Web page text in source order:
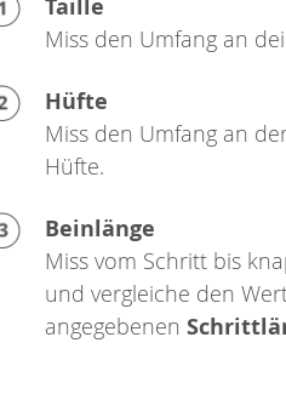
Taille
Miss den Umfang an
Hüfte
Miss den Umfang an
Hüfte.
Beinlänge
Miss vom Schritt bis
und vergleiche den
angegebenen